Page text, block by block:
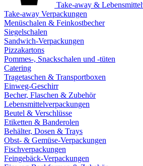
Take-away &
Take-away Verpackungen
Menüschalen & Feinkostbecher
Siegelschalen
Sandwich-Verpackungen
Pizzakartons
Pommes-, Snackschalen und -tüten
Catering
Tragetaschen & Transportboxen
Einweg-Geschirr
Becher, Flaschen & Zubehör
Lebensmittelverpackungen
Beutel & Verschlüsse
Etiketten & Banderolen
Behälter, Dosen & Trays
Obst- & Gemüse-Verpackungen
Fischverpackungen
Feingebäck-Verpackungen